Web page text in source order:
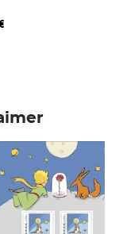
panier